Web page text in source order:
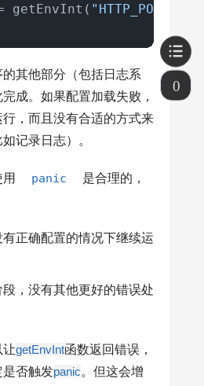
getEnvInt( "HTTP_PORT"
其他部分（包括日志系
成。如果配置加载失败，
，而且没有合适的方式来
记录日志）。
panic
是合理的，
正确配置的情况下继续运
，没有其他更好的错误处
让getEnvInt函数返回错误，
是否触发panic。但这会增
0